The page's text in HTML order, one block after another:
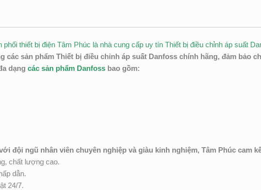
thiết bị điện Tâm Phúc là nhà cung cấp uy tín Thiết bị điều chỉnh áp suất
các sản phẩm Thiết bị điều chỉnh áp suất Danfoss chính hãng, đảm bảo
dạng các sản phẩm Danfoss bao gồm:
đội ngũ nhân viên chuyên nghiệp và giàu kinh nghiệm, Tâm Phúc cam
chất lượng cao.
dẫn.
24/7.